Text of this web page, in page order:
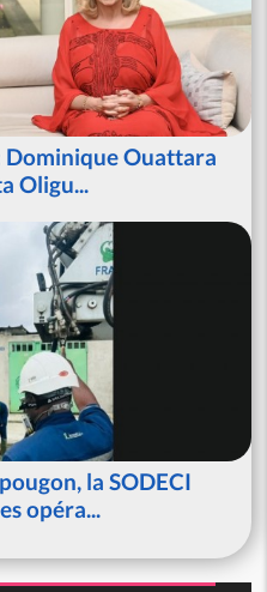
Ouattara
Oligu...
la SODECI
opéra...